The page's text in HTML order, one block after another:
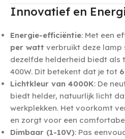
Innovatief en
Energie-efficiëntie: Met een
per watt verbruikt deze lamp
dezelfde helderheid biedt als
400W. Dit betekent dat je tot
Lichtkleur van 4000K: De
biedt helder, natuurlijk licht
werkplekken. Het voorkomt
en zorgt voor een
Dimbaar (1-10V): Pas